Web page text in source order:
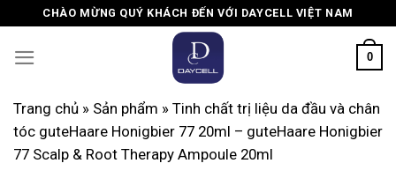
content
CHÀO MỪNG QUÝ KHÁCH ĐẾN VỚI DAYCELL VIỆT NAM
0
Trang chủ » Sản phẩm » Tinh chất trị liệu da đầu và chân
tóc guteHaare Honigbier 77 20ml – guteHaare Honigbier
77 Scalp & Root Therapy Ampoule 20ml